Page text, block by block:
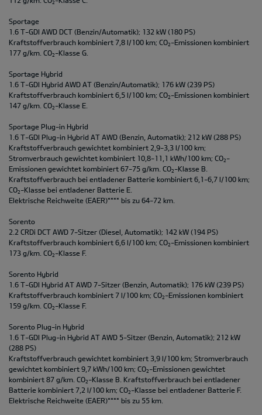
2
Sportage
1.6 T-GDI AWD DCT (Benzin/Automatik); 132 kW (180 PS)
Kraftstoffverbrauch kombiniert 7,8 l/100 km; CO2 -Emissionen kombiniert
177 g/km. CO2 -Klasse G.
Sportage Hybrid
1.6 T-GDI Hybrid AWD AT (Benzin/Automatik); 176 kW (239 PS)
Kraftstoffverbrauch kombiniert 6,5 l/100 km; CO2 -Emissionen kombiniert
147 g/km. CO2 -Klasse E.
Sportage Plug-in Hybrid
1.6 T-GDI Plug-in Hybrid AT AWD (Benzin, Automatik); 212 kW (288 PS)
Kraftstoffverbrauch gewichtet kombiniert 2,9-3,3 l/100 km;
Stromverbrauch gewichtet kombiniert 10,8-11,1 kWh/100 km; CO2 -
Emissionen gewichtet kombiniert 67-75 g/km. CO2 -Klasse B.
Kraftstoffverbrauch bei entladener Batterie kombiniert 6,1-6,7 l/100 km;
CO2 -Klasse bei entladener Batterie E.
Elektrische Reichweite (EAER)**** bis zu 64-72 km.
Sorento
2.2 CRDi DCT AWD 7-Sitzer (Diesel, Automatik); 142 kW (194 PS)
Kraftstoffverbrauch kombiniert 6,6 l/100 km; CO2 -Emissionen kombiniert
173 g/km. CO2 -Klasse F.
Sorento Hybrid
1.6 T-GDI Hybrid AT AWD 7-Sitzer (Benzin, Automatik); 176 kW (239 PS)
Kraftstoffverbrauch kombiniert 7 l/100 km; CO2 -Emissionen kombiniert
159 g/km. CO2 -Klasse F.
Sorento Plug-in Hybrid
1.6 T-GDI Plug-in Hybrid AT AWD 5-Sitzer (Benzin, Automatik); 212 kW
(288 PS)
Kraftstoffverbrauch gewichtet kombiniert 3,9 l/100 km; Stromverbrauch
gewichtet kombiniert 9,7 kWh/100 km; CO2 -Emissionen gewichtet
kombiniert 87 g/km. CO2 -Klasse B. Kraftstoffverbrauch bei entladener
Batterie kombiniert 7,2 l/100 km; CO2 -Klasse bei entladener Batterie F.
Elektrische Reichweite (EAER)**** bis zu 55 km.